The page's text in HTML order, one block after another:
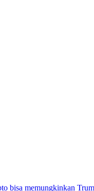
bisa memungkinkan